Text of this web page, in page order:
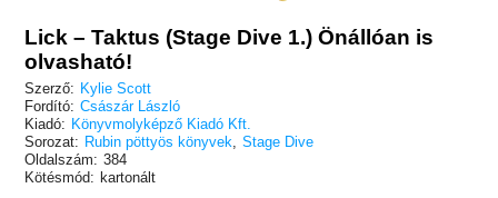
Lick – Taktus (Stage Dive 1.) Önállóan is
olvasható!
Szerző: Kylie Scott
Fordító: Császár László
Kiadó: Könyvmolyképző Kiadó Kft.
Sorozat: Rubin pöttyös könyvek, Stage Dive
Oldalszám: 384
Kötésmód: kartonált